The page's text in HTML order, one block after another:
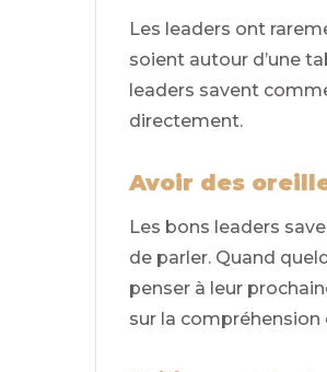
Les leaders ont
soient autour d’une
leaders savent
directement.
Avoir des
Les bons leaders
de parler. Quand
penser à leur
sur la compréhension